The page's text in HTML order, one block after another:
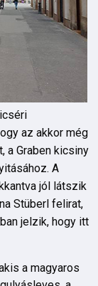
az akkor még
a Graben kicsiny
A
jól látszik
Stüberl felirat,
jelzik, hogy itt
a magyaros